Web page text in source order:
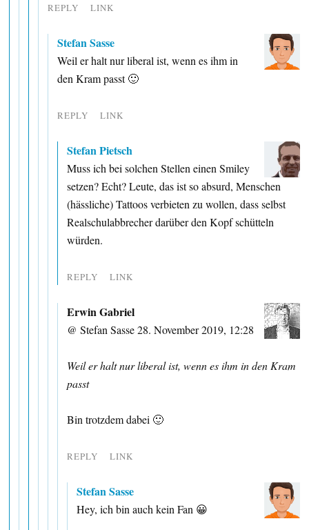
REPLY LINK
Stefan Sasse
Weil er halt nur liberal ist, wenn es ihm in
den Kram passt 🙂
REPLY LINK
Stefan Pietsch
Muss ich bei solchen Stellen einen Smiley
setzen? Echt? Leute, das ist so absurd, Menschen
(hässliche) Tattoos verbieten zu wollen, dass selbst
Realschulabbrecher darüber den Kopf schütteln
würden.
REPLY LINK
Erwin Gabriel
@ Stefan Sasse 28. November 2019, 12:28
Weil er halt nur liberal ist, wenn es ihm in den Kram
passt
Bin trotzdem dabei 🙂
REPLY LINK
Stefan Sasse
Hey, ich bin auch kein Fan 😀